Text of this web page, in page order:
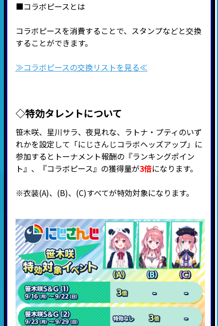
■コラボピースとは
コラボピースを消費することで、スタンプなどと交換
することができます。
≫コラボピースの交換リストを見る≪
◇特効タレントについて
笹木咲、星川サラ、夜見れな、ラトナ・プティのいず
れかを設定して「にじさんじコラボヘッズアップ」に
参加するとトーナメント報酬の『ランキングポイン
ト』、『コラボピース』の獲得量が3倍になります。
※衣装(A)、(B)、(C)すべてが特効対象になります。